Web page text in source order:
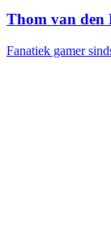
Thom van den
Fanatiek gamer